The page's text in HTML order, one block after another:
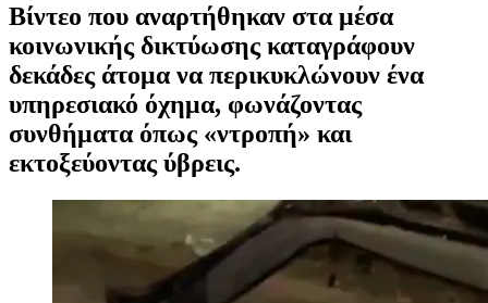
Βίντεο που αναρτήθηκαν στα μέσα
κοινωνικής δικτύωσης καταγράφουν
δεκάδες άτομα να περικυκλώνουν ένα
υπηρεσιακό όχημα, φωνάζοντας
συνθήματα όπως «ντροπή» και
εκτοξεύοντας ύβρεις.